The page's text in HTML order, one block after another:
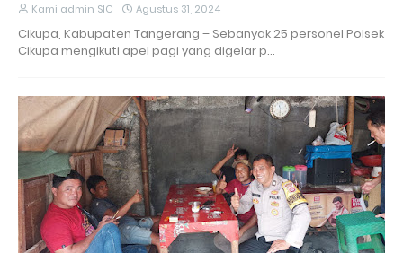
Kami admin SIC Agustus 31, 2024
Cikupa, Kabupaten Tangerang – Sebanyak 25 personel Polsek
Cikupa mengikuti apel pagi yang digelar p…